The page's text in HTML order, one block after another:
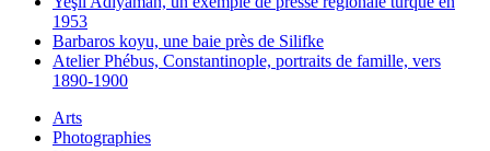
1953
Barbaros koyu, une baie près de Silifke
Atelier Phébus, Constantinople, portraits de famille, vers
1890-1900
Arts
Photographies